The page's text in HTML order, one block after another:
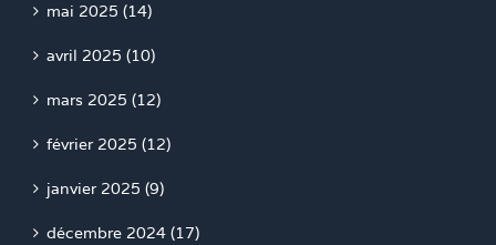
mai 2025 (14)
avril 2025 (10)
mars 2025 (12)
février 2025 (12)
janvier 2025 (9)
décembre 2024 (17)